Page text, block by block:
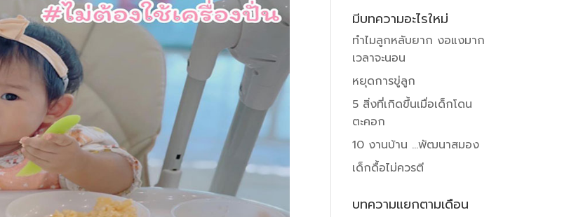
มีบทความอะไรใหม่
ทำไมลูกหลับยาก งอแงมาก
เวลาจะนอน
หยุดการขู่ลูก
5 สิ่งที่เกิดขึ้นเมื่อเด็กโดน
ตะคอก
10 งานบ้าน …พัฒนาสมอง
เด็กดื้อไม่ควรตี
บทความแยกตามเดือน